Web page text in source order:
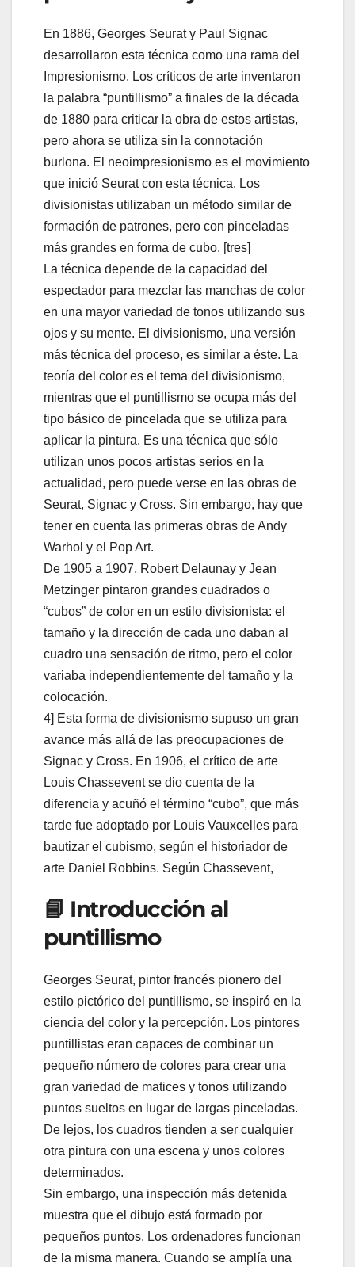
En 1886, Georges Seurat y Paul Signac
desarrollaron esta técnica como una rama del
Impresionismo. Los críticos de arte inventaron
la palabra “puntillismo” a finales de la década
de 1880 para criticar la obra de estos artistas,
pero ahora se utiliza sin la connotación
burlona. El neoimpresionismo es el movimiento
que inició Seurat con esta técnica. Los
divisionistas utilizaban un método similar de
formación de patrones, pero con pinceladas
más grandes en forma de cubo. [tres]
La técnica depende de la capacidad del
espectador para mezclar las manchas de color
en una mayor variedad de tonos utilizando sus
ojos y su mente. El divisionismo, una versión
más técnica del proceso, es similar a éste. La
teoría del color es el tema del divisionismo,
mientras que el puntillismo se ocupa más del
tipo básico de pincelada que se utiliza para
aplicar la pintura. Es una técnica que sólo
utilizan unos pocos artistas serios en la
actualidad, pero puede verse en las obras de
Seurat, Signac y Cross. Sin embargo, hay que
tener en cuenta las primeras obras de Andy
Warhol y el Pop Art.
De 1905 a 1907, Robert Delaunay y Jean
Metzinger pintaron grandes cuadrados o
“cubos” de color en un estilo divisionista: el
tamaño y la dirección de cada uno daban al
cuadro una sensación de ritmo, pero el color
variaba independientemente del tamaño y la
colocación.
4] Esta forma de divisionismo supuso un gran
avance más allá de las preocupaciones de
Signac y Cross. En 1906, el crítico de arte
Louis Chassevent se dio cuenta de la
diferencia y acuñó el término “cubo”, que más
tarde fue adoptado por Louis Vauxcelles para
bautizar el cubismo, según el historiador de
arte Daniel Robbins. Según Chassevent,
📘 Introducción al
puntillismo
Georges Seurat, pintor francés pionero del
estilo pictórico del puntillismo, se inspiró en la
ciencia del color y la percepción. Los pintores
puntillistas eran capaces de combinar un
pequeño número de colores para crear una
gran variedad de matices y tonos utilizando
puntos sueltos en lugar de largas pinceladas.
De lejos, los cuadros tienden a ser cualquier
otra pintura con una escena y unos colores
determinados.
Sin embargo, una inspección más detenida
muestra que el dibujo está formado por
pequeños puntos. Los ordenadores funcionan
de la misma manera. Cuando se amplía una